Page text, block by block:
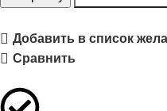
Добавить в список
Сравнить